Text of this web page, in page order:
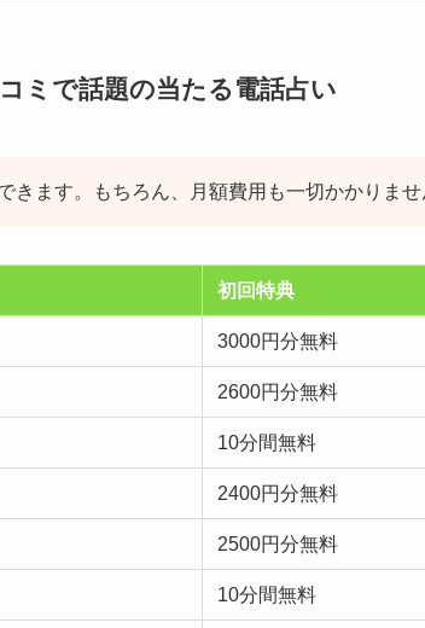
ミで話題の当たる電話占い
きます。もちろん、月額費用も一切かかりま
初回特典
3000円分無料
2600円分無料
10分間無料
2400円分無料
2500円分無料
10分間無料